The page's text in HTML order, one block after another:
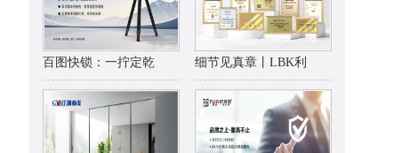
百图快锁：一拧定乾 细节见真章丨LBK利